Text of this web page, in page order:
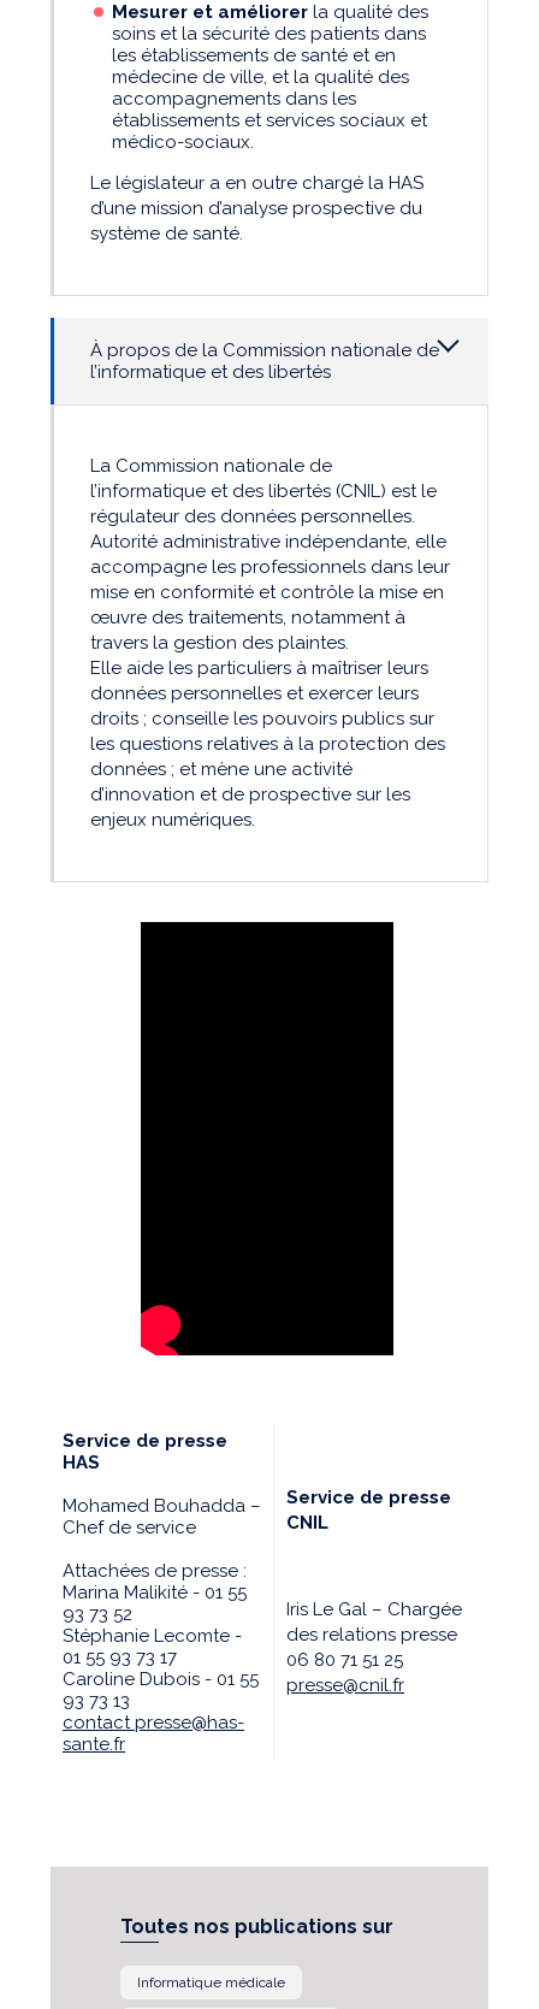
Mesurer et améliorer la qualité des
soins et la sécurité des patients dans
les établissements de santé et en
médecine de ville, et la qualité des
accompagnements dans les
établissements et services sociaux et
médico-sociaux.
Le législateur a en outre chargé la HAS
d’une mission d’analyse prospective du
système de santé.
À propos de la Commission nationale de
l’informatique et des libertés
La Commission nationale de
l’informatique et des libertés (CNIL) est le
régulateur des données personnelles.
Autorité administrative indépendante, elle
accompagne les professionnels dans leur
mise en conformité et contrôle la mise en
œuvre des traitements, notamment à
travers la gestion des plaintes.
Elle aide les particuliers à maîtriser leurs
données personnelles et exercer leurs
droits ; conseille les pouvoirs publics sur
les questions relatives à la protection des
données ; et mène une activité
d’innovation et de prospective sur les
enjeux numériques.
Service de presse
HAS
Mohamed Bouhadda –
Chef de service
Attachées de presse :
Marina Malikité - 01 55
93 73 52
Stéphanie Lecomte -
01 55 93 73 17
Caroline Dubois - 01 55
93 73 13
contact presse@has-
sante.fr
Service de presse
CNIL
Iris Le Gal – Chargée
des relations presse
06 80 71 51 25
presse@cnil.fr
Toutes nos publications sur
Informatique médicale